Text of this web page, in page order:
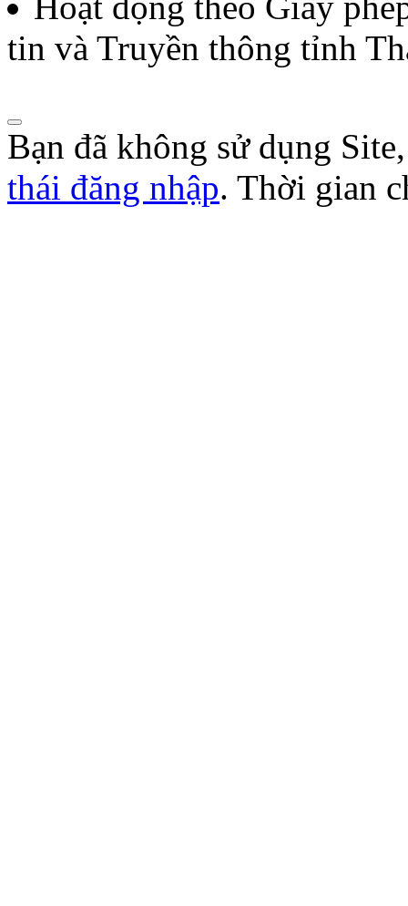
năm 2026 của Hội Nhà
tin và Truyền thông tỉnh
Bạn đã không sử dụng
thái đăng nhập. Thời gian